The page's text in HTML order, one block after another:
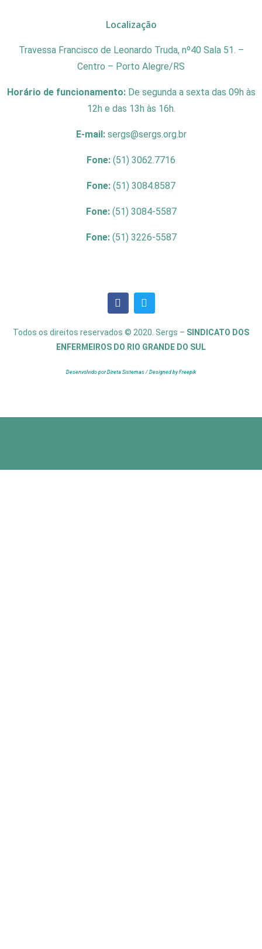
Localização
Travessa Francisco de Leonardo Truda, nº40 Sala 51. –
Centro – Porto Alegre/RS
Horário de funcionamento: De segunda a sexta das 09h às
12h e das 13h às 16h.
E-mail: sergs@sergs.org.br
Fone: (51) 3062.7716
Fone: (51) 3084.8587
Fone: (51) 3084-5587
Fone: (51) 3226-5587
Todos os direitos reservados © 2020. Sergs – SINDICATO DOS
ENFERMEIROS DO RIO GRANDE DO SUL
Desenvolvido por Direta Sistemas / Designed by Freepik